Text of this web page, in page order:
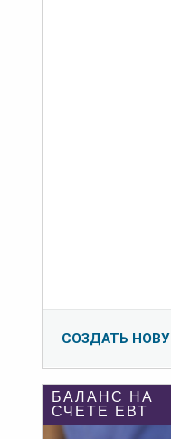
СОЗДАТЬ
БАЛАНС НА
СЧЕТЕ ЕВТ